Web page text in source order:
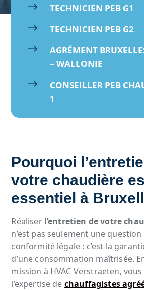
$ TECHNICIEN PEB G1
$ TECHNICIEN PEB G2
$
AGRÉMENT
– WALLONIE
$
CONSEILLER PEB
1
Pourquoi
votre chaudière
essentiel à
Réaliser l’entretien de votre
n’est pas seulement une
conformité légale : c’est la
d’une consommation maîtrisée.
mission à HVAC Verstraeten,
l’expertise de chauffagistes